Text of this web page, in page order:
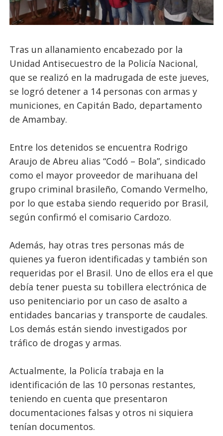
Tras un allanamiento encabezado por la
Unidad Antisecuestro de la Policía Nacional,
que se realizó en la madrugada de este jueves,
se logró detener a 14 personas con armas y
municiones, en Capitán Bado, departamento
de Amambay.
Entre los detenidos se encuentra Rodrigo
Araujo de Abreu alias “Codó – Bola”, sindicado
como el mayor proveedor de marihuana del
grupo criminal brasileño, Comando Vermelho,
por lo que estaba siendo requerido por Brasil,
según confirmó el comisario Cardozo.
Además, hay otras tres personas más de
quienes ya fueron identificadas y también son
requeridas por el Brasil. Uno de ellos era el que
debía tener puesta su tobillera electrónica de
uso penitenciario por un caso de asalto a
entidades bancarias y transporte de caudales.
Los demás están siendo investigados por
tráfico de drogas y armas.
Actualmente, la Policía trabaja en la
identificación de las 10 personas restantes,
teniendo en cuenta que presentaron
documentaciones falsas y otros ni siquiera
tenían documentos.